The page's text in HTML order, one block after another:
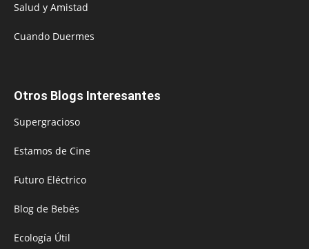
Salud y Amistad
Cuando Duermes
Otros Blogs Interesantes
Supergracioso
Estamos de Cine
Futuro Eléctrico
Blog de Bebés
Ecología Útil